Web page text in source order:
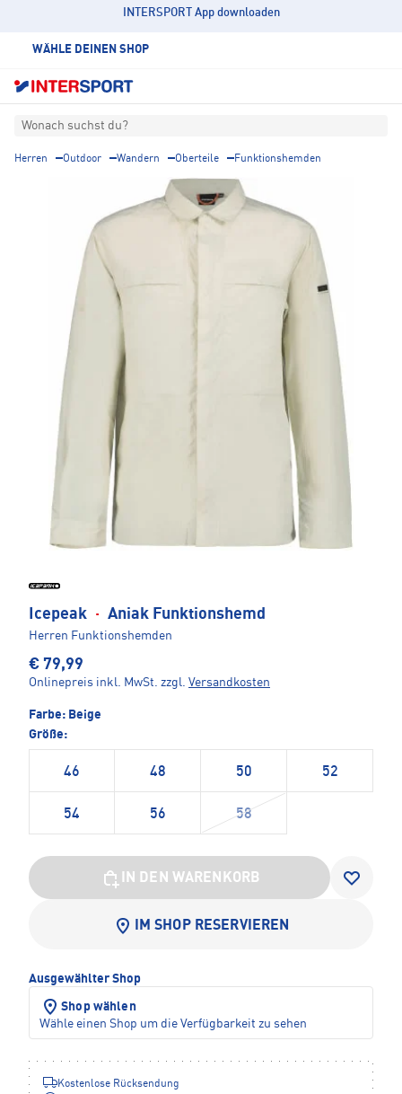
INTERSPORT App downloaden
WÄHLE DEINEN SHOP
Wonach suchst du?
Herren Outdoor Wandern Oberteile Funktionshemden
Icepeak · Aniak Funktionshemd
Herren Funktionshemden
€ 79,99
Onlinepreis inkl. MwSt. zzgl. Versandkosten
Farbe: Beige
Größe:
46 48 50 52
54 56 58
IN DEN WARENKORB
IM SHOP RESERVIEREN
Ausgewählter Shop
Shop wählen
Wähle einen Shop um die Verfügbarkeit zu sehen
Kostenlose Rücksendung